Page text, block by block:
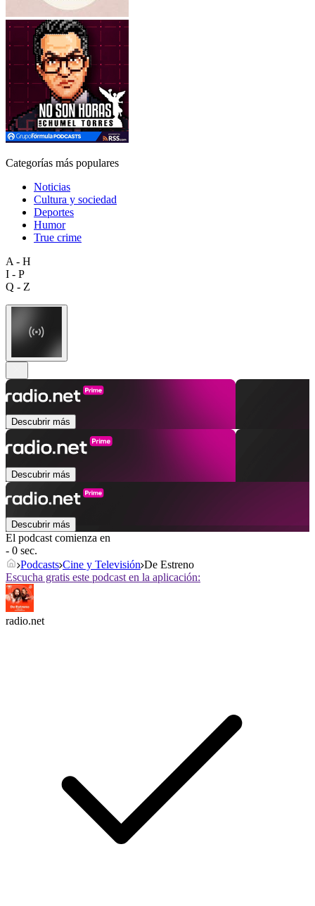
Categorías más populares
Noticias
Cultura y sociedad
Deportes
Humor
True crime
A - H
I - P
Q - Z
Descubrir más
Descubrir más
Descubrir más
El podcast comienza en
- 0 sec.
Podcasts Cine y Televisión De Estreno
Escucha gratis este podcast en la aplicación:
radio.net